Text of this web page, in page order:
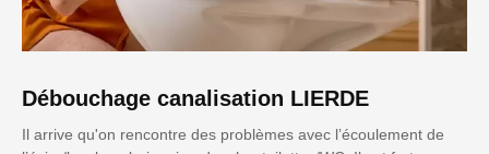
Débouchage canalisation LIERDE
Il arrive qu'on rencontre des problèmes avec l’écoulement de